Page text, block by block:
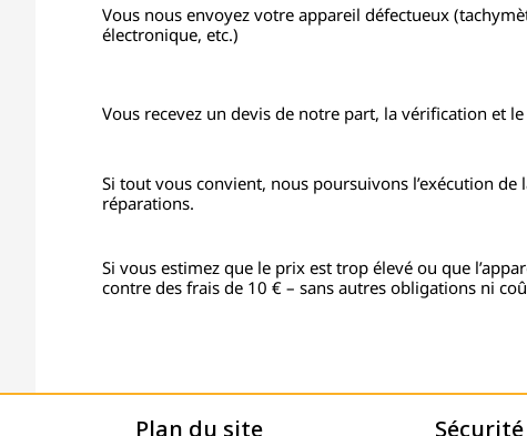
Vous nous envoyez votre appareil défectueux
électronique, etc.)
Vous recevez un devis de notre part, la vérification et
Si tout vous convient, nous poursuivons l’exécution
réparations.
Si vous estimez que le prix est trop élevé ou que
contre des frais de 10 € – sans autres obligations ni
Plan du site Sécurité